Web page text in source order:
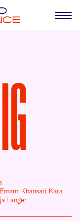
Khansari, Kara
Langer